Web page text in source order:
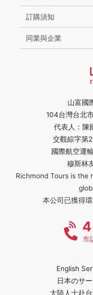
山富國
104台灣台北
代表人：陳
交觀綜字第
國際航空運
穆斯林
Richmond Tours is the
本公司已獲得
訂購須知
同業與企業
市
English
日本のサ
大陸人士赴